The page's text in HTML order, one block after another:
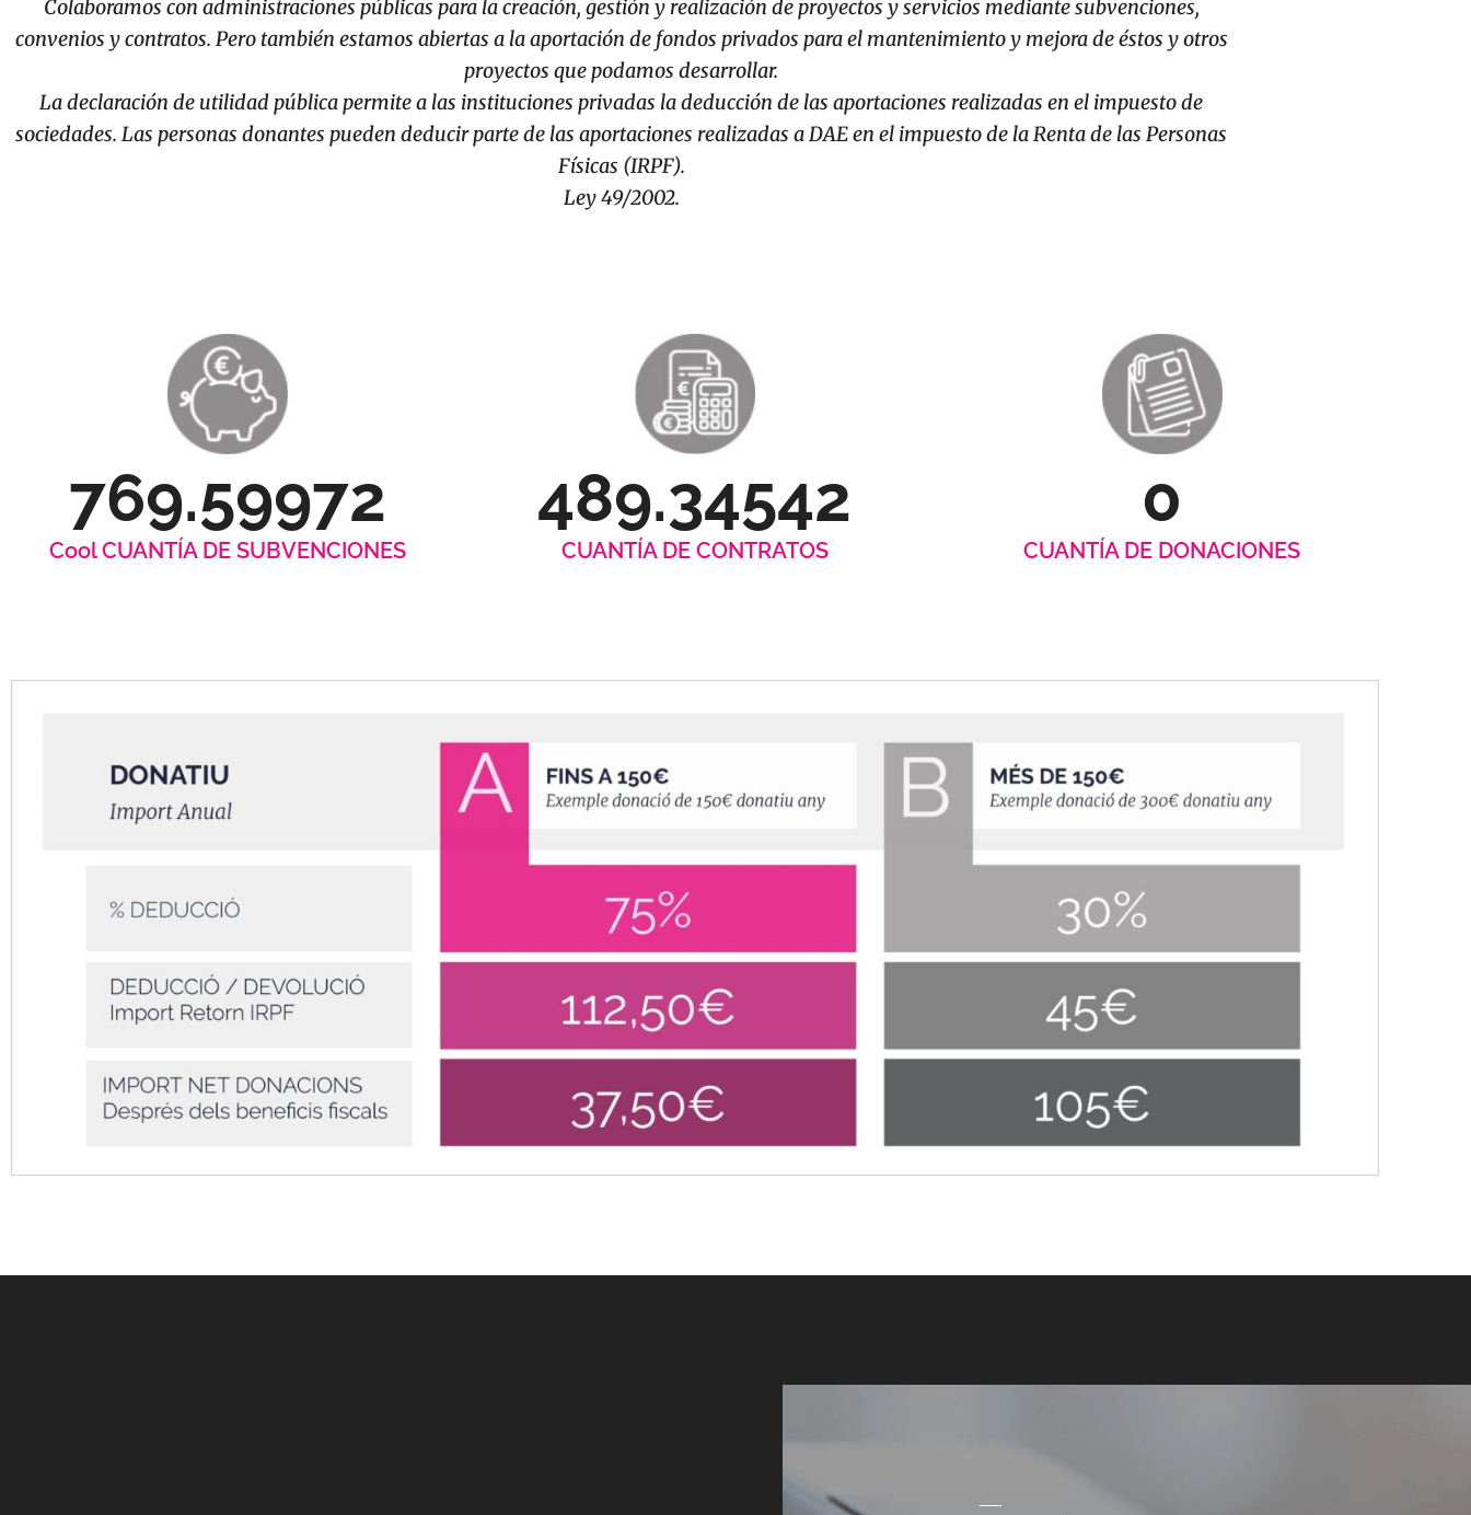
Colaboramos con administraciones públicas para la creación, gestión y realización de proyectos y servicios mediante subvenciones,
convenios y contratos. Pero también estamos abiertas a la aportación de fondos privados para el mantenimiento y mejora de éstos y otros
proyectos que podamos desarrollar.
La declaración de utilidad pública permite a las instituciones privadas la deducción de las aportaciones realizadas en el impuesto de
sociedades. Las personas donantes pueden deducir parte de las aportaciones realizadas a DAE en el impuesto de la Renta de las Personas
Físicas (IRPF).
Ley 49/2002.
Cool CUANTÍA DE SUBVENCIONES
769.59972
CUANTÍA DE CONTRATOS
489.34542
CUANTÍA DE DONACIONES
0